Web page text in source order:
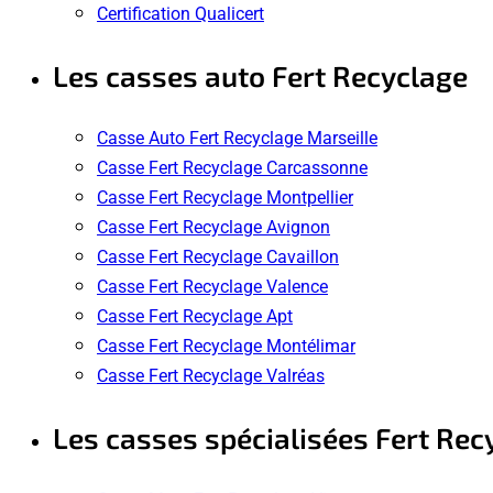
Certification Qualicert
Les casses auto Fert Recyclage
Casse Auto Fert Recyclage Marseille
Casse Fert Recyclage Carcassonne
Casse Fert Recyclage Montpellier
Casse Fert Recyclage Avignon
Casse Fert Recyclage Cavaillon
Casse Fert Recyclage Valence
Casse Fert Recyclage Apt
Casse Fert Recyclage Montélimar
Casse Fert Recyclage Valréas
Les casses spécialisées Fert